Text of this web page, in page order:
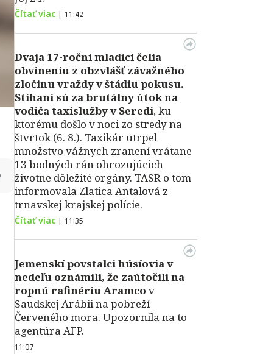
Čítať viac | 11:42
Dvaja 17-roční mladíci čelia
obvineniu z obzvlášť závažného
zločinu vraždy v štádiu pokusu.
Stíhaní sú za brutálny útok na
vodiča taxislužby v Seredi, ku
ktorému došlo v noci zo stredy na
štvrtok (6. 8.). Taxikár utrpel
množstvo vážnych zranení vrátane
13 bodných rán ohrozujúcich
životne dôležité orgány. TASR o tom
informovala Zlatica Antalová z
trnavskej krajskej polície.
Čítať viac | 11:35
Jemenskí povstalci húsíovia v
nedeľu oznámili, že zaútočili na
ropnú rafinériu Aramco v
Saudskej Arábii na pobreží
Červeného mora. Upozornila na to
agentúra AFP.
11:07